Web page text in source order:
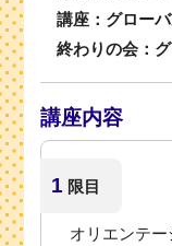
講座：グロー
終わりの会：
講座内容
1 限目
オリエンテ